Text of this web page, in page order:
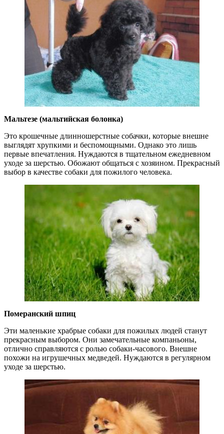
Мальтезе (мальтийская болонка)
Это крошечные длинношерстные собачки, которые внешне
выглядят хрупкими и беспомощными. Однако это лишь
первые впечатления. Нуждаются в тщательном ежедневном
уходе за шерстью. Обожают общаться с хозяином. Прекрасный
выбор в качестве собаки для пожилого человека.
Померанский шпиц
Эти маленькие храбрые собаки для пожилых людей станут
прекрасным выбором. Они замечательные компаньоны,
отлично справляются с ролью собаки-часового. Внешне
похожи на игрушечных медведей. Нуждаются в регулярном
уходе за шерстью.